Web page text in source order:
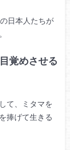
日本人たちが
覚めさせる
て、ミタマを
捧げて生きる